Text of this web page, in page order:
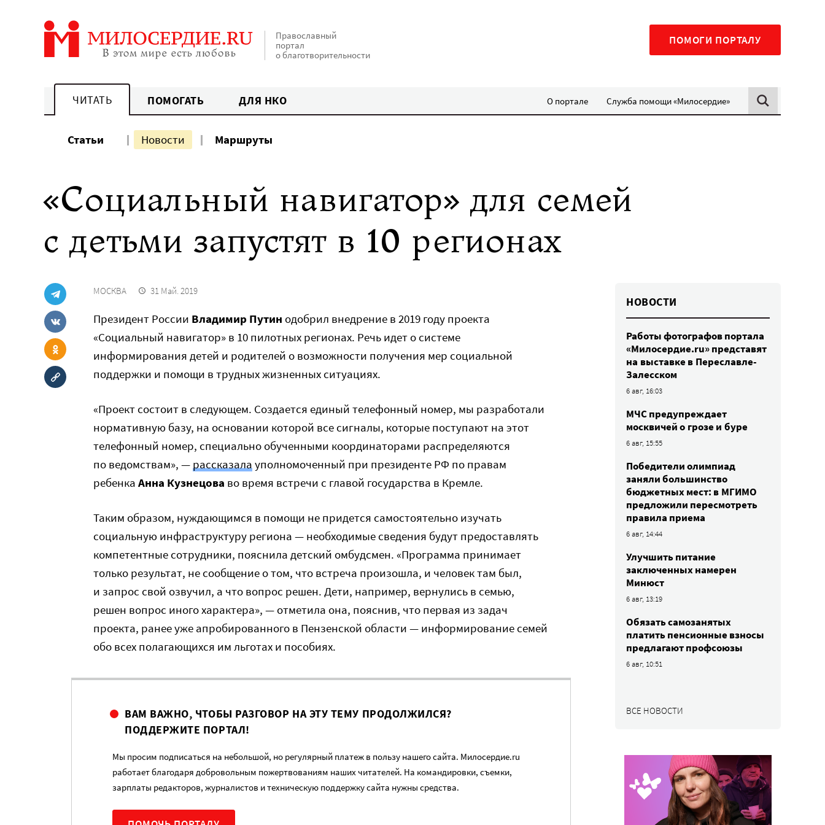
Православный
портал
о благотворительности
ПОМОГИ ПОРТАЛУ
ЧИТАТЬ ПОМОГАТЬ ДЛЯ НКО О портале Служба помощи «Милосердие»
Статьи Новости Маршруты
«Социальный навигатор» для семей
с детьми запустят в 10 регионах
МОСКВА 31 Май. 2019
Президент России Владимир Путин одобрил внедрение в 2019 году проекта
«Социальный навигатор» в 10 пилотных регионах. Речь идет о системе
информирования детей и родителей о возможности получения мер социальной
поддержки и помощи в трудных жизненных ситуациях.
«Проект состоит в следующем. Создается единый телефонный номер, мы разработали
нормативную базу, на основании которой все сигналы, которые поступают на этот
телефонный номер, специально обученными координаторами распределяются
по ведомствам», —рассказалауполномоченный при президенте РФ по правам
ребенка Анна Кузнецова во время встречи с главой государства в Кремле.
Таким образом, нуждающимся в помощи не придется самостоятельно изучать
социальную инфраструктуру региона — необходимые сведения будут предоставлять
компетентные сотрудники, пояснила детский омбудсмен. «Программа принимает
только результат, не сообщение о том, что встреча произошла, и человек там был,
и запрос свой озвучил, а что вопрос решен. Дети, например, вернулись в семью,
решен вопрос иного характера», — отметила она, пояснив, что первая из задач
проекта, ранее уже апробированного в Пензенской области — информирование семей
обо всех полагающихся им льготах и пособиях.
ВАМ ВАЖНО, ЧТОБЫ РАЗГОВОР НА ЭТУ ТЕМУ ПРОДОЛЖИЛСЯ?
ПОДДЕРЖИТЕ ПОРТАЛ!
Мы просим подписаться на небольшой, но регулярный платеж в пользу нашего сайта. Милосердие.ru
работает благодаря добровольным пожертвованиям наших читателей. На командировки, съемки,
зарплаты редакторов, журналистов и техническую поддержку сайта нужны средства.
НОВОСТИ
Работы фотографов портала
«Милосердие.ru» представят
на выставке в Переславле-
Залесском
6 авг, 16:03
МЧС предупреждает
москвичей о грозе и буре
6 авг, 15:55
Победители олимпиад
заняли большинство
бюджетных мест: в МГИМО
предложили пересмотреть
правила приема
6 авг, 14:44
Улучшить питание
заключенных намерен
Минюст
6 авг, 13:19
Обязать самозанятых
платить пенсионные взносы
предлагают профсоюзы
6 авг, 10:51
ВСЕ НОВОСТИ